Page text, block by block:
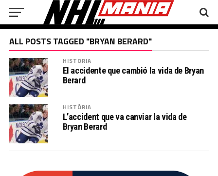
ALL POSTS TAGGED "BRYAN BERARD"
HISTORIA
El accidente que cambió la vida de Bryan
Berard
HISTÒRIA
L’accident que va canviar la vida de
Bryan Berard